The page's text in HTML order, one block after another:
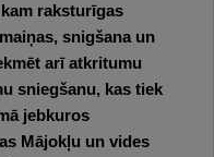
raksturīgas
snigšana un
arī atkritumu
sniegšanu, kas tiek
jebkuros
Mājokļu un vides